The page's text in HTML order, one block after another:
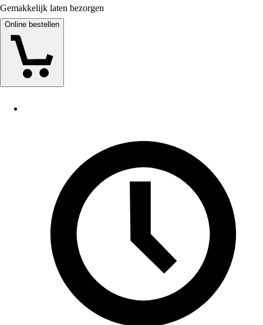
Gemakkelijk laten bezorgen
Online bestellen